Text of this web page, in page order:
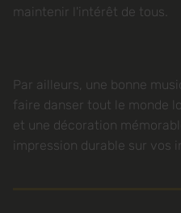
maintenir l'intérêt de tous.
Par ailleurs, une bonne
faire danser tout le monde
et une décoration
impression durable sur vos